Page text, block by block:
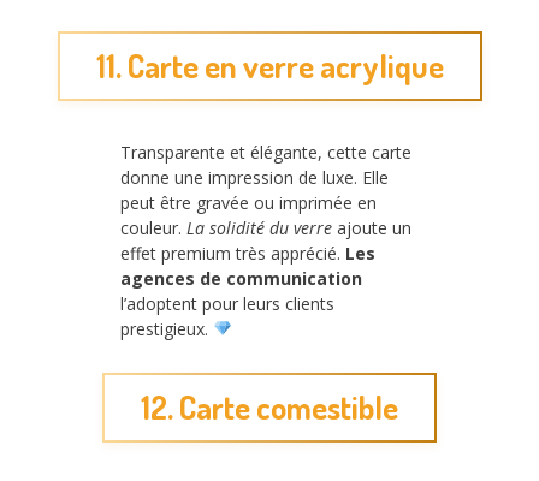
11. Carte en verre acrylique
Transparente et élégante, cette carte
donne une impression de luxe. Elle
peut être gravée ou imprimée en
couleur. La solidité du verre ajoute un
effet premium très apprécié. Les
agences de communication
l’adoptent pour leurs clients
prestigieux.
12. Carte comestible